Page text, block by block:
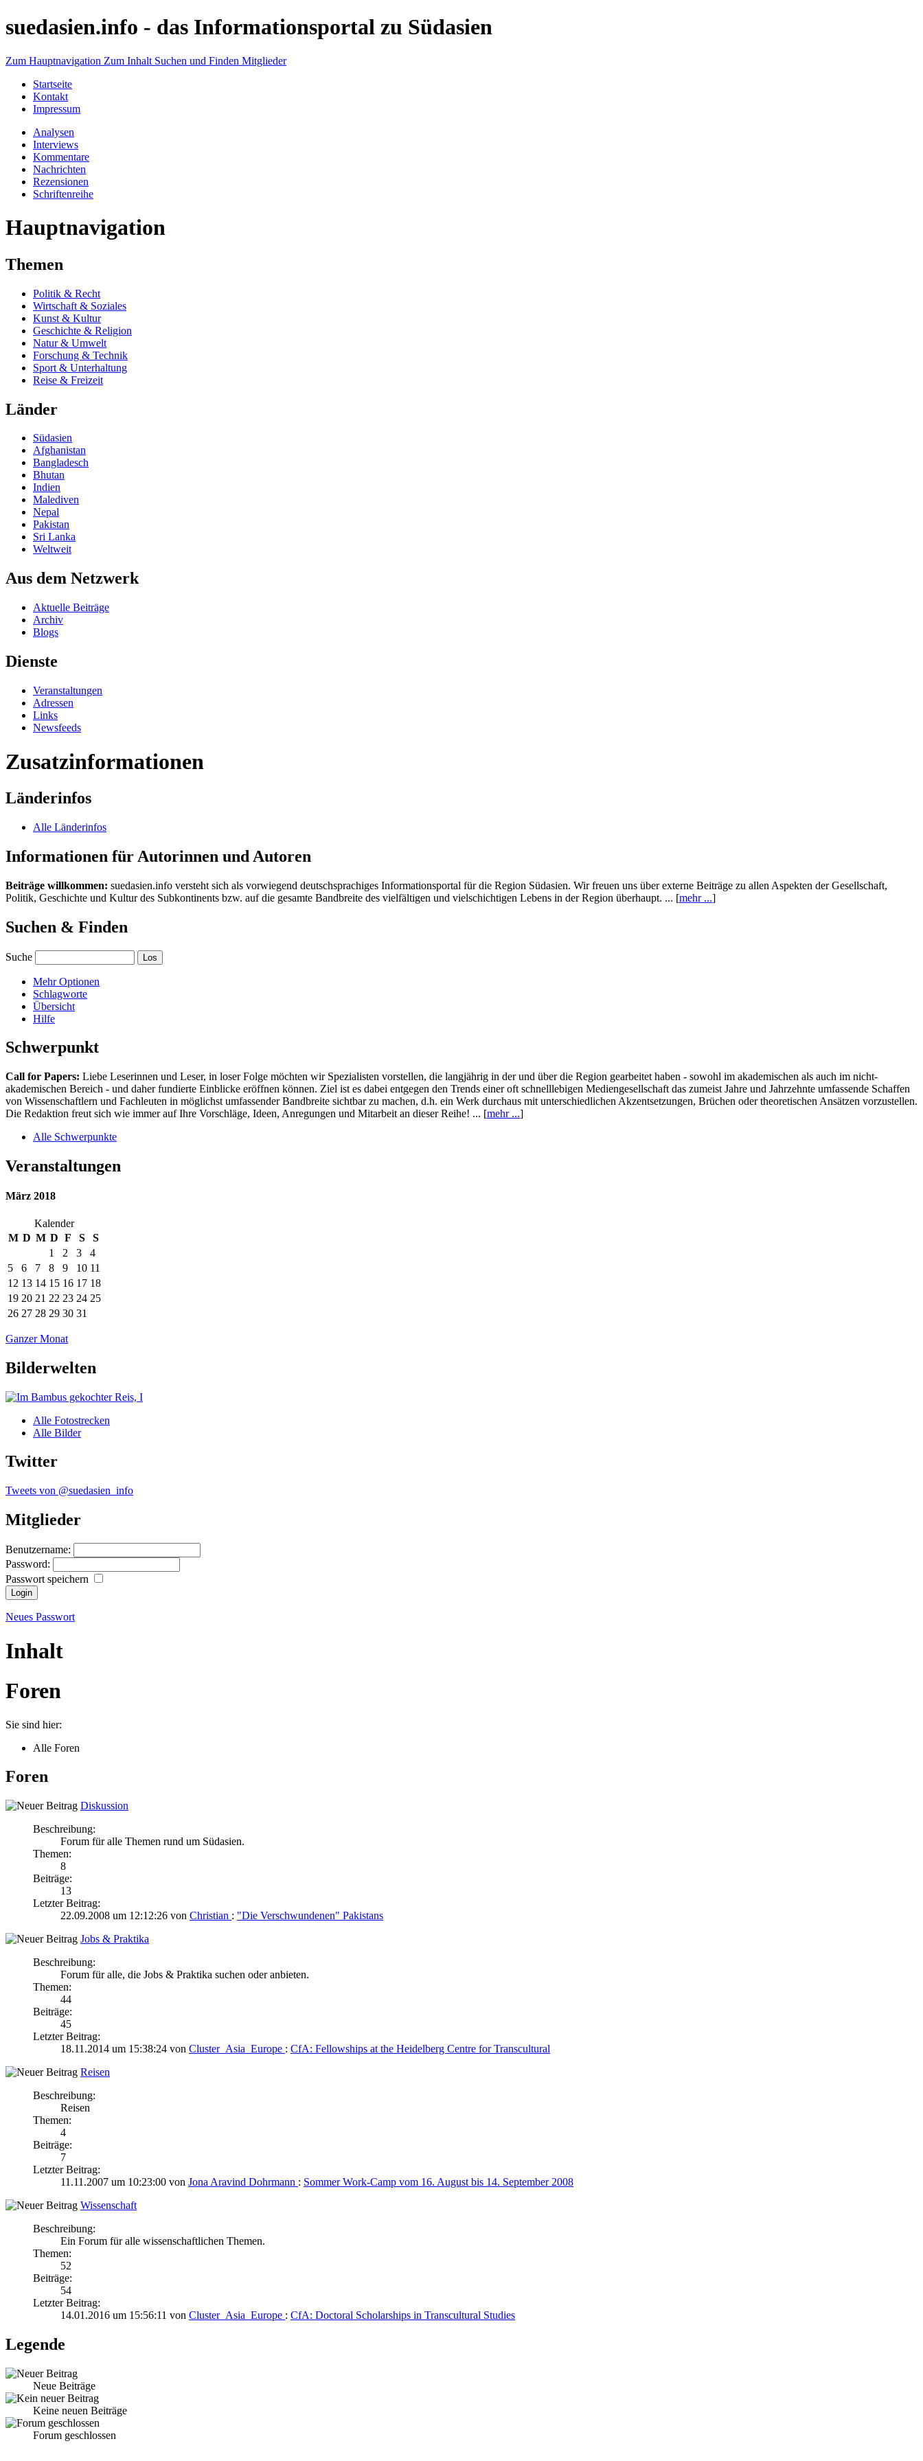
suedasien.info - das Informationsportal zu Südasien
Zum Hauptnavigation Zum Inhalt Suchen und Finden Mitglieder
Startseite
Kontakt
Impressum
Analysen
Interviews
Kommentare
Nachrichten
Rezensionen
Schriftenreihe
Hauptnavigation
Themen
Politik & Recht
Wirtschaft & Soziales
Kunst & Kultur
Geschichte & Religion
Natur & Umwelt
Forschung & Technik
Sport & Unterhaltung
Reise & Freizeit
Länder
Südasien
Afghanistan
Bangladesch
Bhutan
Indien
Malediven
Nepal
Pakistan
Sri Lanka
Weltweit
Aus dem Netzwerk
Aktuelle Beiträge
Archiv
Blogs
Dienste
Veranstaltungen
Adressen
Links
Newsfeeds
Zusatzinformationen
Länderinfos
Alle Länderinfos
Informationen für Autorinnen und Autoren
Beiträge willkommen: suedasien.info versteht sich als vorwiegend deutschsprachiges Informationsportal für die Region Südasien. Wir freuen uns über externe Beiträge zu allen Aspekten der Gesellschaft,
Politik, Geschichte und Kultur des Subkontinents bzw. auf die gesamte Bandbreite des vielfältigen und vielschichtigen Lebens in der Region überhaupt. ... [mehr ...]
Suchen & Finden
Suche
Mehr Optionen
Schlagworte
Übersicht
Hilfe
Schwerpunkt
Call for Papers: Liebe Leserinnen und Leser, in loser Folge möchten wir Spezialisten vorstellen, die langjährig in der und über die Region gearbeitet haben - sowohl im akademischen als auch im nicht-
akademischen Bereich - und daher fundierte Einblicke eröffnen können. Ziel ist es dabei entgegen den Trends einer oft schnelllebigen Mediengesellschaft das zumeist Jahre und Jahrzehnte umfassende Schaffen
von Wissenschaftlern und Fachleuten in möglichst umfassender Bandbreite sichtbar zu machen, d.h. ein Werk durchaus mit unterschiedlichen Akzentsetzungen, Brüchen oder theoretischen Ansätzen vorzustellen.
Die Redaktion freut sich wie immer auf Ihre Vorschläge, Ideen, Anregungen und Mitarbeit an dieser Reihe! ... [mehr ...]
Alle Schwerpunkte
Veranstaltungen
März 2018
Kalender
M D M D F S
S
1
2 3
4
5
6 7 8 9 10 11
12 13 14 15 16 17 18
19 20 21 22 23 24 25
26 27 28 29 30 31
Ganzer Monat
Bilderwelten
Alle Fotostrecken
Alle Bilder
Twitter
Tweets von @suedasien_info
Mitglieder
Benutzername:
Password:
Passwort speichern
Neues Passwort
Inhalt
Foren
Sie sind hier:
Alle Foren
Foren
Diskussion
Beschreibung:
Forum für alle Themen rund um Südasien.
Themen:
8
Beiträge:
13
Letzter Beitrag:
22.09.2008 um 12:12:26 von Christian : "Die Verschwundenen" Pakistans
Jobs & Praktika
Beschreibung:
Forum für alle, die Jobs & Praktika suchen oder anbieten.
Themen:
44
Beiträge:
45
Letzter Beitrag:
18.11.2014 um 15:38:24 von Cluster_Asia_Europe : CfA: Fellowships at the Heidelberg Centre for Transcultural
Reisen
Beschreibung:
Reisen
Themen:
4
Beiträge:
7
Letzter Beitrag:
11.11.2007 um 10:23:00 von Jona Aravind Dohrmann : Sommer Work-Camp vom 16. August bis 14. September 2008
Wissenschaft
Beschreibung:
Ein Forum für alle wissenschaftlichen Themen.
Themen:
52
Beiträge:
54
Letzter Beitrag:
14.01.2016 um 15:56:11 von Cluster_Asia_Europe : CfA: Doctoral Scholarships in Transcultural Studies
Legende
Neue Beiträge
Keine neuen Beiträge
Forum geschlossen